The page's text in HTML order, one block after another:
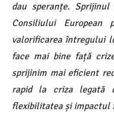
dau speranțe.
Consiliului
valorificarea întregului
face mai bine față
sprijinim mai eficient
rapid la criza legată
flexibilitatea și impactul